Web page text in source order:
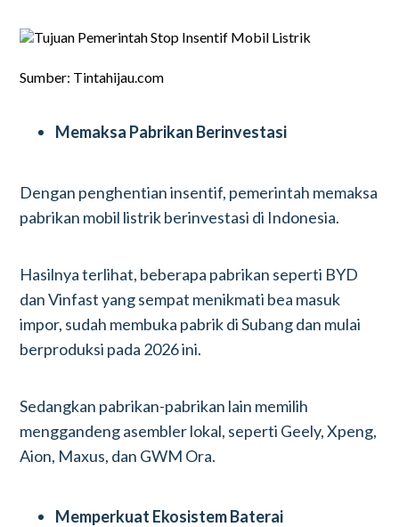
Sumber: Tintahijau.com
Memaksa Pabrikan Berinvestasi
Dengan penghentian insentif, pemerintah memaksa
pabrikan mobil listrik berinvestasi di Indonesia.
Hasilnya terlihat, beberapa pabrikan seperti BYD
dan Vinfast yang sempat menikmati bea masuk
impor, sudah membuka pabrik di Subang dan mulai
berproduksi pada 2026 ini.
Sedangkan pabrikan-pabrikan lain memilih
menggandeng asembler lokal, seperti Geely, Xpeng,
Aion, Maxus, dan GWM Ora.
Memperkuat Ekosistem Baterai